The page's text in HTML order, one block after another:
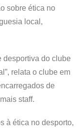
sobre ética no
local,
desportiva do clube
relata o clube em
de
staff.
à ética no desporto,